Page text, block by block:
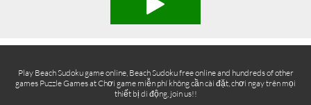
Play Beach Sudoku game online, Beach Sudoku free online and hundreds of other
games Puzzle Games at Chơi game miễn phí không cần cài đặt, chơi ngay trên mọi
thiết bị di động, join us!!